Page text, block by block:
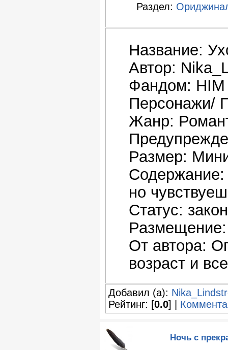
Раздел:
Название:
Автор:
Фандом: HIM
Персонажи/
Жанр:
Размер:
но
Статус:
Размещение:
От автора:
возраст и
Добавил (а):
Рейтинг: [0.0] |
Ночь с